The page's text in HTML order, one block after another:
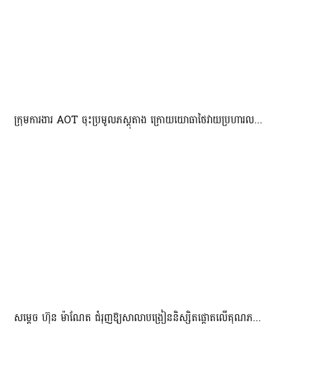
ក្រុមការងារ AOT ចុះប្រមូលភស្តុតាង ក្រោយយោធាថៃវាយប្រហារល...
សម្តេច ហ៊ុន ម៉ាណែត ជំរុញឱ្យសាលាបង្រៀននិស្សិតផ្តោតលើគុណភ...